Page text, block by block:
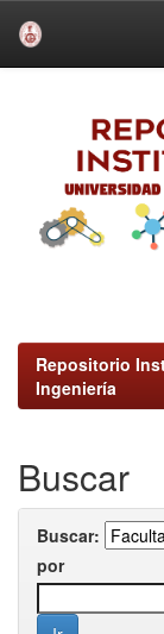
Repositorio
Ingeniería
Buscar
Buscar:
por